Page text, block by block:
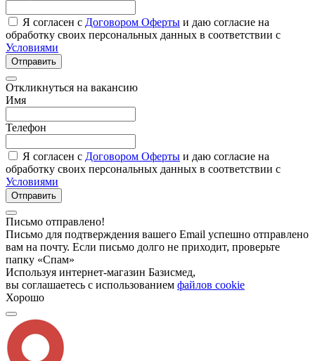
Я согласен с Договором Оферты и даю согласие на
обработку своих персональных данных в соответствии с
Условиями
Отправить
Откликнуться на вакансию
Имя
Телефон
Я согласен с Договором Оферты и даю согласие на
обработку своих персональных данных в соответствии с
Условиями
Отправить
Письмо отправлено!
Письмо для подтверждения вашего Email успешно отправлено
вам на почту. Если письмо долго не приходит, проверьте
папку «Спам»
Используя интернет-магазин Базисмед,
вы соглашаетесь с использованием файлов cookie
Хорошо